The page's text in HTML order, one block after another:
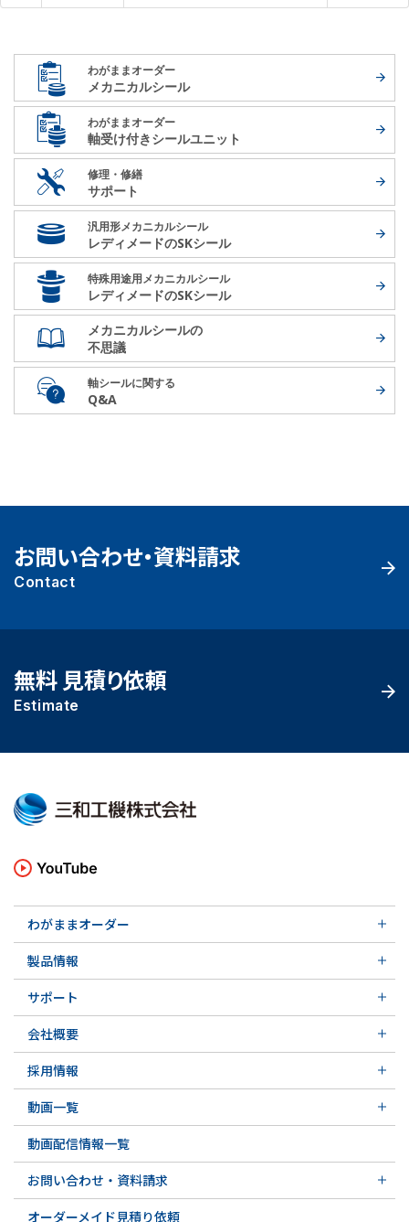
わがままオーダー
メカニカルシール
わがままオーダー
軸受け付きシールユニット
修理・修繕
サポート
汎用形メカニカルシール
レディメードのSKシール
特殊用途用メカニカルシール
レディメードのSKシール
メカニカルシールの
不思議
軸シールに関する
Q&A
お問い合わせ・資料請求
Contact
無料 見積り依頼
Estimate
わがままオーダー
メカニカルシール
実例ご紹介
その他の導入事例
軸受け付きシールユニット
実例ご紹介
その他の導入事例
製品情報
汎用形メカニカルシール
特殊用途用メカニカルシール
メカニカルシールの不思議
サポート
サポート トップ
実例ご紹介
会社概要
会社概要 トップ
会社沿革
関連会社
採用情報
採用情報 トップ
先輩の声
募集要項&FAQ
動画一覧
動画一覧 トップ
初級講座
専門用語の解説
動画配信情報一覧
お問い合わせ・資料請求
お問い合わせ・資料請求 トップ
オーダーメイド見積り依頼